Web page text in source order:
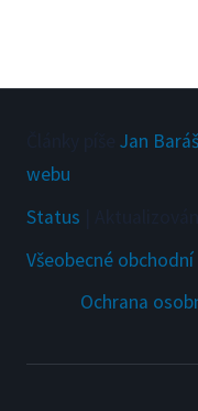
Jan
webu
Status
Všeobecné
Ochrana